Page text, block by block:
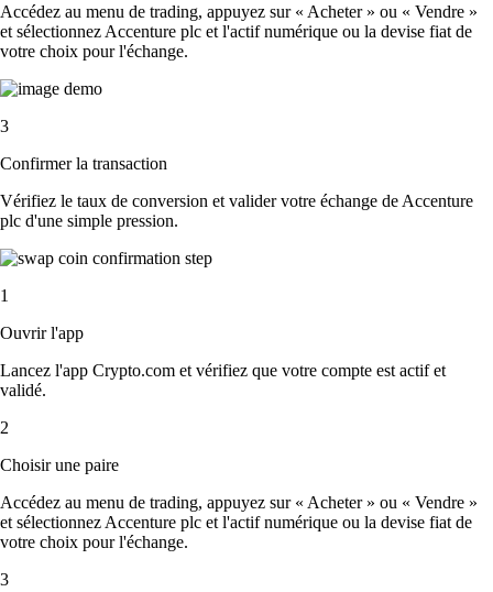
Accédez au menu de trading, appuyez sur « Acheter » ou « Vendre »
et sélectionnez Accenture plc et l'actif numérique ou la devise fiat de
votre choix pour l'échange.
3
Confirmer la transaction
Vérifiez le taux de conversion et valider votre échange de Accenture
plc d'une simple pression.
1
Ouvrir l'app
Lancez l'app Crypto.com et vérifiez que votre compte est actif et
validé.
2
Choisir une paire
Accédez au menu de trading, appuyez sur « Acheter » ou « Vendre »
et sélectionnez Accenture plc et l'actif numérique ou la devise fiat de
votre choix pour l'échange.
3